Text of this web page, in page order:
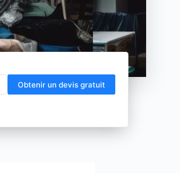
Obtenir un devis gratuit